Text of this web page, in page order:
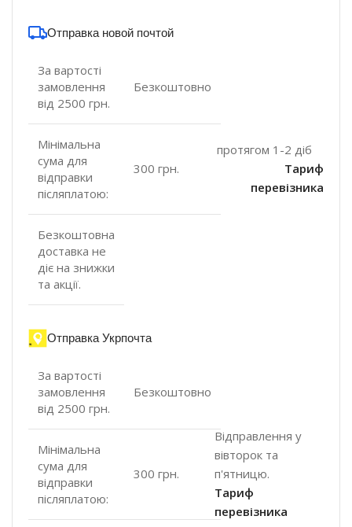
Отправка новой почтой
За вартості
замовлення
від 2500 грн.
Безкоштовно
Мінімальна
сума для
відправки
післяплатою:
300 грн.
Безкоштовна
доставка не
діє на знижки
та акції.
протягом 1-2 діб
Тариф
перевізника
Отправка Укрпочта
За вартості
замовлення
від 2500 грн.
Безкоштовно
Мінімальна
сума для
відправки
післяплатою:
300 грн.
Відправлення у
вівторок та
п'ятницю.
Тариф
перевізника